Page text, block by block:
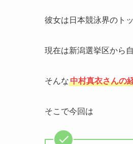
彼女は日本競泳界のト
現在は新潟選挙区から
そんな中村真衣さんの
そこで今回は